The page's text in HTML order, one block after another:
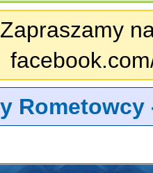
Zapraszamy
Rometowcy